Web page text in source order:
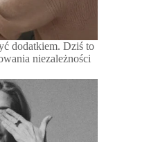
dodatkiem. Dziś to
niezależności